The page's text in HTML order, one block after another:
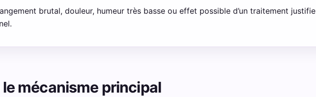
brutal, douleur, humeur très basse ou effet possible d’un traitement justifie
mécanisme principal